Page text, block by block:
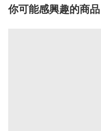
你可能感興趣的商品